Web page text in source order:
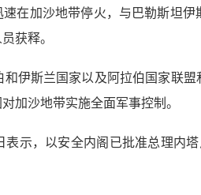
在加沙地带停火，与巴勒斯坦
获释。
和伊斯兰国家以及阿拉伯国家联
加沙地带实施全面军事控制。
示，以安全内阁已批准总理内